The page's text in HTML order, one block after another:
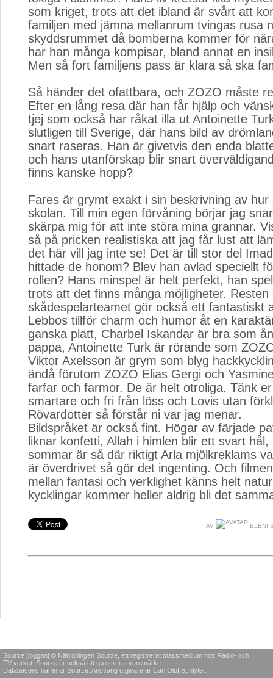
som kriget, trots att det ibland är svårt att
familjen med jämna mellanrum tvingas rusa
skyddsrummet då bomberna kommer för
har han många kompisar, bland annat en
Men så fort familjens pass är klara så ska
Så händer det ofattbara, och ZOZO måste
Efter en lång resa där han får hjälp och
tjej som också har råkat illa ut Antoinette
slutligen till Sverige, där hans bild av
snart raseras. Han är givetvis den enda
och hans utanförskap blir snart
finns kanske hopp?
Fares är grymt exakt i sin beskrivning av
skolan. Till min egen förvåning börjar jag
skärpa mig för att inte störa mina grannar.
så på pricken realistiska att jag får lust att
det här vill jag inte se! Det är till stor del
hittade de honom? Blev han avlad speciellt
rollen? Hans minspel är helt perfekt, han
trots att det finns många möjligheter. Resten
skådespelarteamet gör också ett fantastiskt
Lebbos tillför charm och humor åt en
ganska platt, Charbel Iskandar är bra som
pappa, Antoinette Turk är rörande som
Viktor Axelsson är grym som blyg
ändå förutom ZOZO Elias Gergi och
farfar och farmor. De är helt otroliga. Tänk
smartare och fri från löss och Lovis utan
Rövardotter så förstår ni var jag menar.
Bildspråket är också fint. Högar av färjade
liknar konfetti, Allah i himlen blir ett svart hål,
sommar är så där riktigt Arla mjölkreklams
är överdrivet så gör det ingenting. Och
mellan fantasi och verklighet känns helt
kycklingar kommer heller aldrig bli det
AV ELENI
Sourze [loggan] © Nättidningen Sourze, ett registrerat massmedium hos Radio- och
TV-verket. Sourze är också ett registrerat varumärke.
Databasens namn är Sourze. Ansvarig utgivare är Carl Olof Schlyter.